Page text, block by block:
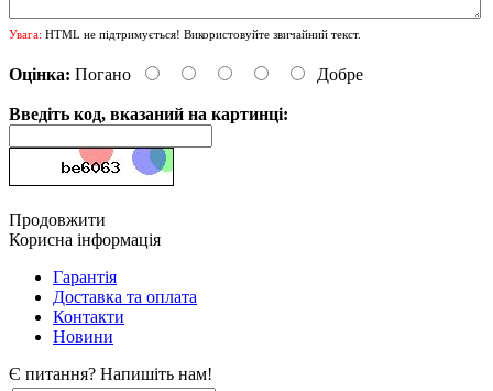
Увага: HTML не підтримується! Використовуйте звичайний текст.
Оцінка: Погано Добре
Введіть код, вказаний на картинці:
Продовжити
Корисна інформація
Гарантія
Доставка та оплата
Контакти
Новини
Є питання? Напишіть нам!